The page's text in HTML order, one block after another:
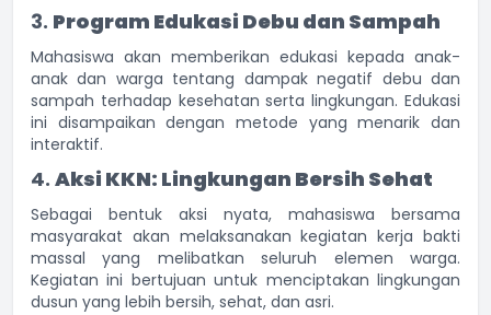
3. Program Edukasi Debu dan Sampah
Mahasiswa akan memberikan edukasi kepada anak-
anak dan warga tentang dampak negatif debu dan
sampah terhadap kesehatan serta lingkungan. Edukasi
ini disampaikan dengan metode yang menarik dan
interaktif.
4. Aksi KKN: Lingkungan Bersih Sehat
Sebagai bentuk aksi nyata, mahasiswa bersama
masyarakat akan melaksanakan kegiatan kerja bakti
massal yang melibatkan seluruh elemen warga.
Kegiatan ini bertujuan untuk menciptakan lingkungan
dusun yang lebih bersih, sehat, dan asri.